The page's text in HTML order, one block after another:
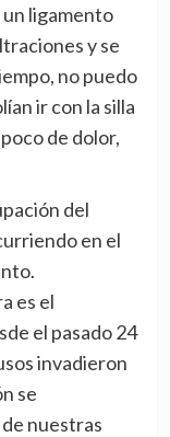
ligamento
y se
no puedo
ir con la silla
de dolor,
del
en el
es el
el pasado 24
invadieron
se
nuestras